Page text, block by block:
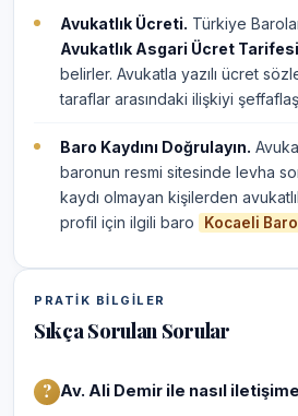
Avukatlık Ücreti. Türkiye
Avukatlık Asgari Ücret Tarifesi
belirler. Avukatla yazılı ücret
taraflar arasındaki ilişkiyi
Baro Kaydını Doğrulayın.
baronun resmi sitesinde levha
kaydı olmayan kişilerden
profil için ilgili baro
Kocaeli
PRATIK BILGILER
Sıkça Sorulan Sorular
Av. Ali Demir ile nasıl